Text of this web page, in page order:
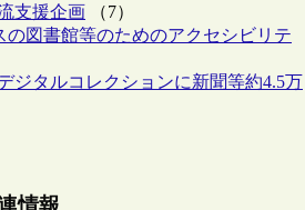
支援企画 （7）
の図書館等のためのアクセシビリテ
ジタルコレクションに新聞等約4.5万
情報